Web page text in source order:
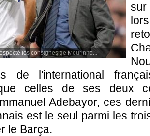
les consignes de Mourinho...
de l'international
celles de ses deux
Adebayor, ces
est le seul parmi les
le Barça.